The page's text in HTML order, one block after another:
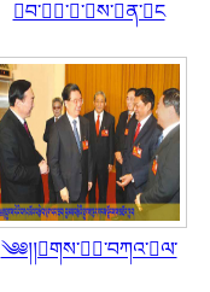
བ་་་ས་ན་ང
༄༅།།གས་་བཀའ་ལ་